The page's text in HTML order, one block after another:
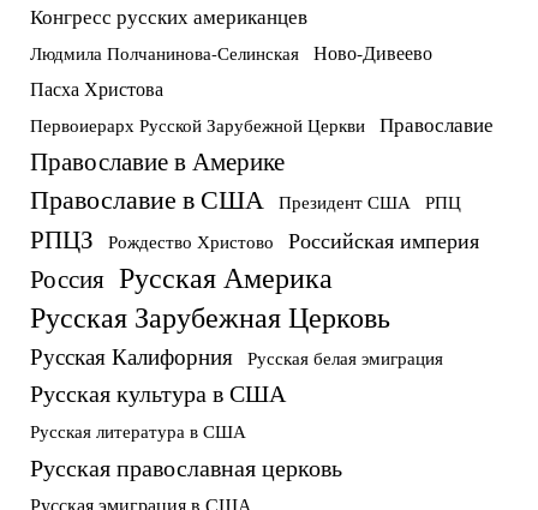
Конгресс русских американцев
Людмила Полчанинова-Селинская Ново-Дивеево
Пасха Христова
Первоиерарх Русской Зарубежной Церкви Православие
Православие в Америке
Православие в США Президент США РПЦ
РПЦЗ Рождество Христово Российская империя
Россия Русская Америка
Русская Зарубежная Церковь
Русская Калифорния Русская белая эмиграция
Русская культура в США
Русская литература в США
Русская православная церковь
Русская эмиграция в США